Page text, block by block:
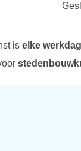
is elke werkdag